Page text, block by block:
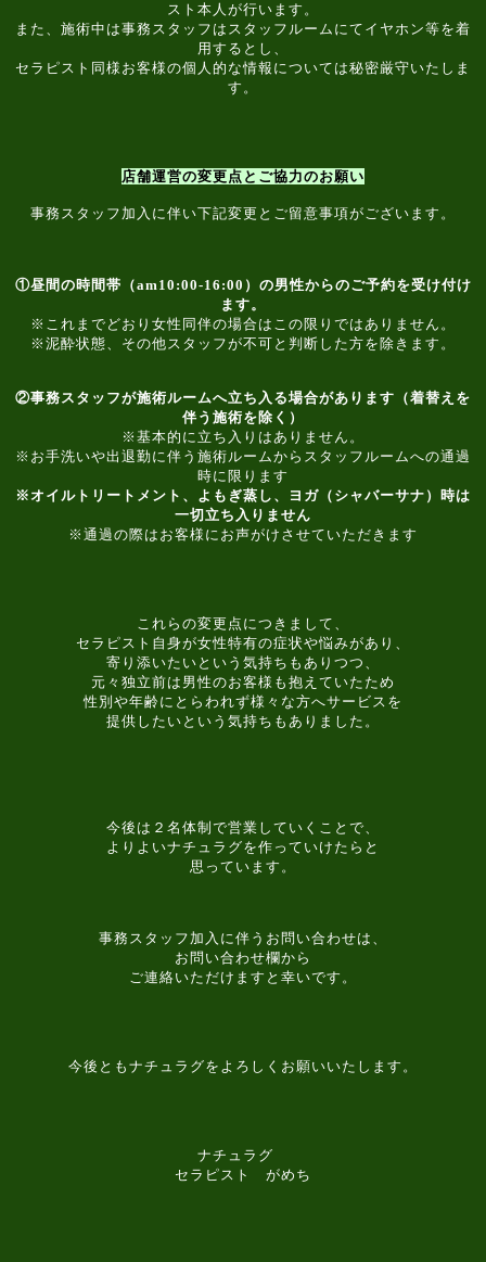
スト本人が行います。
また、施術中は事務スタッフはスタッフルームにてイヤホン等を着
用するとし、
セラピスト同様お客様の個人的な情報については秘密厳守いたしま
す。
店舗運営の変更点とご協力のお願い
事務スタッフ加入に伴い下記変更とご留意事項がございます。
①昼間の時間帯（am10:00-16:00）の男性からのご予約を受け付け
ます。
※これまでどおり女性同伴の場合はこの限りではありません。
※泥酔状態、その他スタッフが不可と判断した方を除きます。
②事務スタッフが施術ルームへ立ち入る場合があります（着替えを
伴う施術を除く）
※基本的に立ち入りはありません。
※お手洗いや出退勤に伴う施術ルームからスタッフルームへの通過
時に限ります
※オイルトリートメント、よもぎ蒸し、ヨガ（シャバーサナ）時は
一切立ち入りません
※通過の際はお客様にお声がけさせていただきます
これらの変更点につきまして、
セラピスト自身が女性特有の症状や悩みがあり、
寄り添いたいという気持ちもありつつ、
元々独立前は男性のお客様も抱えていたため
性別や年齢にとらわれず様々な方へサービスを
提供したいという気持ちもありました。
今後は２名体制で営業していくことで、
よりよいナチュラグを作っていけたらと
思っています。
事務スタッフ加入に伴うお問い合わせは、
お問い合わせ欄から
ご連絡いただけますと幸いです。
今後ともナチュラグをよろしくお願いいたします。
ナチュラグ
セラピスト がめち